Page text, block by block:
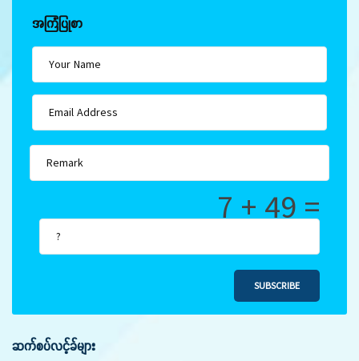
အကြံပြုစာ
7 + 49 =
SUBSCRIBE
ဆက်စပ်လင့်ခ်များ